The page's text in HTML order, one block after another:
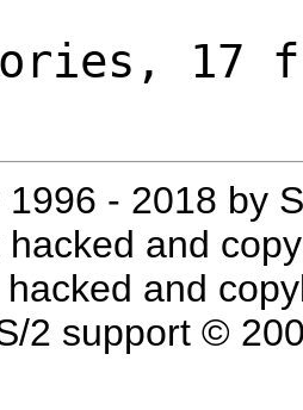
17
- 2018 by
hacked and
and
2 support ©